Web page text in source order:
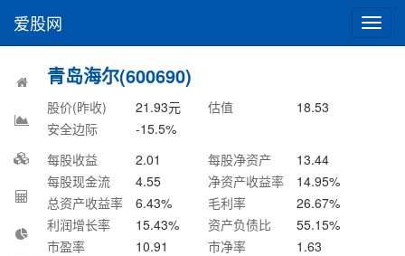
切
换
爱股网
青岛海尔(600690)
股价(昨收) 21.93元 估值
18.53
安全边际
-15.5%
每股收益
2.01 每股净资产
13.44
每股现金流
4.55 净资产收益率 14.95%
总资产收益率
6.43% 毛利率 26.67%
利润增长率
15.43% 资产负债比 55.15%
市盈率
10.91 市净率
1.63